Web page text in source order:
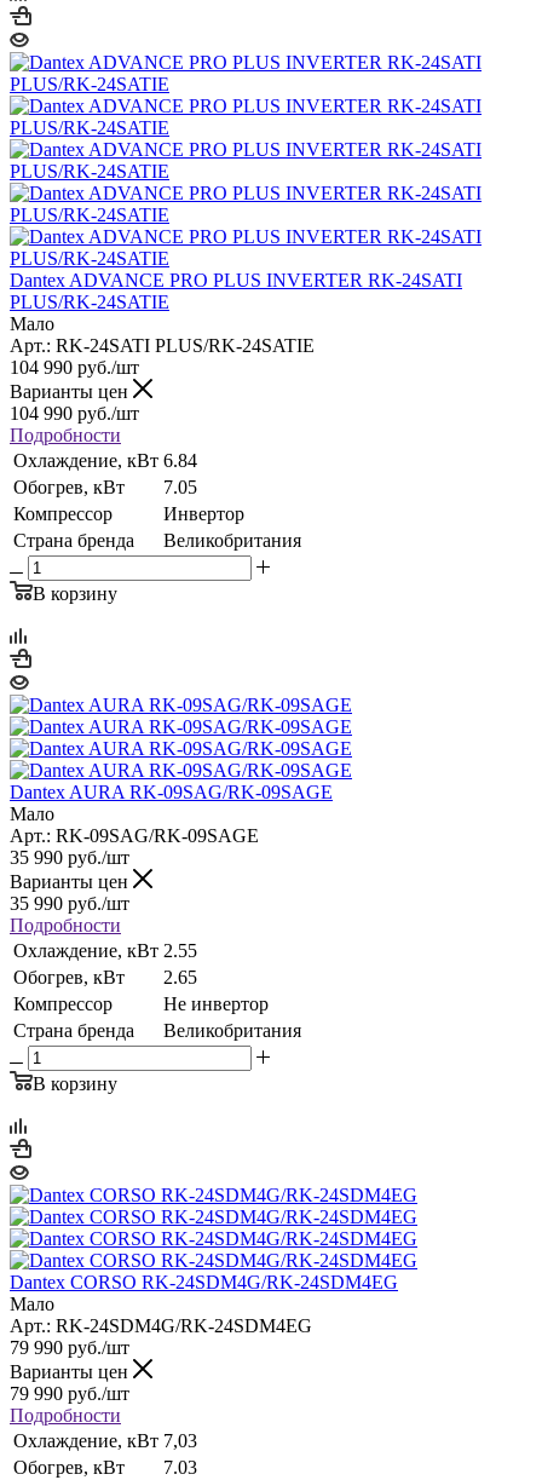
Dantex ADVANCE PRO PLUS INVERTER RK-24SATI
PLUS/RK-24SATIE
Мало
Арт.: RK-24SATI PLUS/RK-24SATIE
104 990 руб./шт
Варианты цен
104 990 руб./шт
Подробности
Охлаждение, кВт 6.84
Обогрев, кВт
7.05
Компрессор
Инвертор
Страна бренда
Великобритания
В корзину
Dantex AURA RK-09SAG/RK-09SAGE
Мало
Арт.: RK-09SAG/RK-09SAGE
35 990 руб./шт
Варианты цен
35 990 руб./шт
Подробности
Охлаждение, кВт 2.55
Обогрев, кВт
2.65
Компрессор
Не инвертор
Страна бренда
Великобритания
В корзину
Dantex CORSO RK-24SDM4G/RK-24SDM4EG
Мало
Арт.: RK-24SDM4G/RK-24SDM4EG
79 990 руб./шт
Варианты цен
79 990 руб./шт
Подробности
Охлаждение, кВт 7,03
Обогрев, кВт
7.03